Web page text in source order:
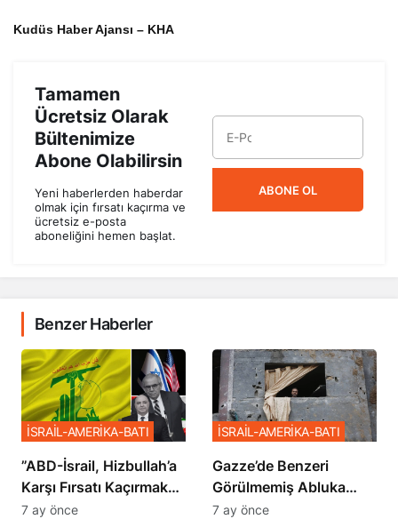
Kudüs Haber Ajansı – KHA
Tamamen
Ücretsiz Olarak
Bültenimize
Abone Olabilirsin
Yeni haberlerden haberdar
olmak için fırsatı kaçırma ve
ücretsiz e-posta
aboneliğini hemen başlat.
ABONE OL
Benzer Haberler
​​​​​​​”ABD-İsrail, Hizbullah’a
Karşı Fırsatı Kaçırmak
İstemiyor”
İSRAİL-AMERİKA-BATI
7 ay önce
​​​​​​​Gazze’de Benzeri
Görülmemiş Abluka
Planı
İSRAİL-AMERİKA-BATI
7 ay önce